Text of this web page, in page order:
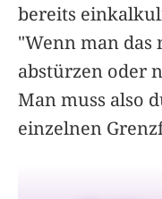
bereits
"Wenn man das
abstürzen oder
Man muss also
einzelnen